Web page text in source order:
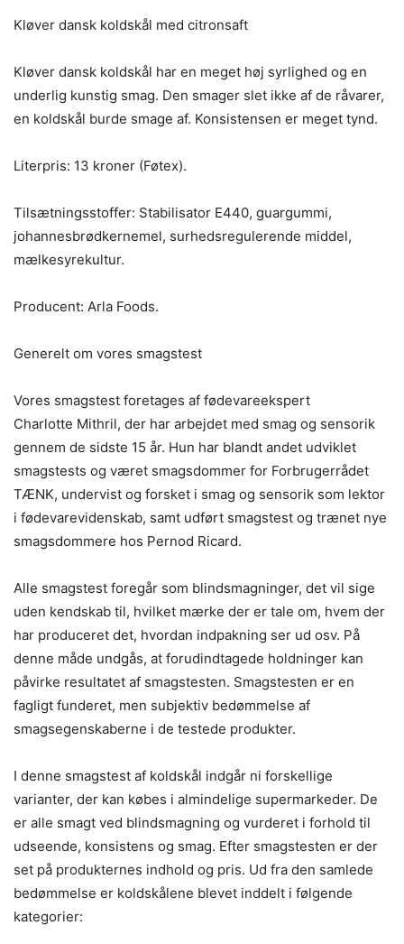
Kløver dansk koldskål med citronsaft
Kløver dansk koldskål har en meget høj syrlighed og en
underlig kunstig smag. Den smager slet ikke af de råvarer,
en koldskål burde smage af. Konsistensen er meget tynd.
Literpris: 13 kroner (Føtex).
Tilsætningsstoffer: Stabilisator E440, guargummi,
johannesbrødkernemel, surhedsregulerende middel,
mælkesyrekultur.
Producent: Arla Foods.
Generelt om vores smagstest
Vores smagstest foretages af fødevareekspert
Charlotte Mithril, der har arbejdet med smag og sensorik
gennem de sidste 15 år. Hun har blandt andet udviklet
smagstests og været smagsdommer for Forbrugerrådet
TÆNK, undervist og forsket i smag og sensorik som lektor
i fødevarevidenskab, samt udført smagstest og trænet nye
smagsdommere hos Pernod Ricard.
Alle smagstest foregår som blindsmagninger, det vil sige
uden kendskab til, hvilket mærke der er tale om, hvem der
har produceret det, hvordan indpakning ser ud osv. På
denne måde undgås, at forudindtagede holdninger kan
påvirke resultatet af smagstesten. Smagstesten er en
fagligt funderet, men subjektiv bedømmelse af
smagsegenskaberne i de testede produkter.
I denne smagstest af koldskål indgår ni forskellige
varianter, der kan købes i almindelige supermarkeder. De
er alle smagt ved blindsmagning og vurderet i forhold til
udseende, konsistens og smag. Efter smagstesten er der
set på produkternes indhold og pris. Ud fra den samlede
bedømmelse er koldskålene blevet inddelt i følgende
kategorier: